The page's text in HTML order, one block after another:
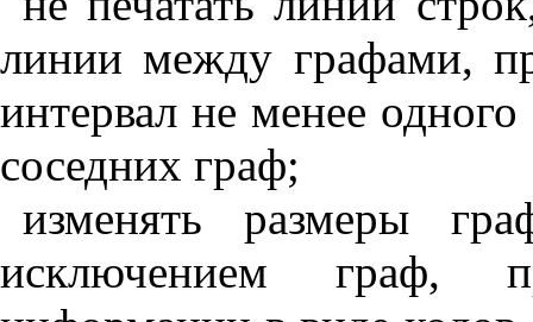
линии между графами,
интервал не менее
соседних граф;
изменять размеры
исключением граф,